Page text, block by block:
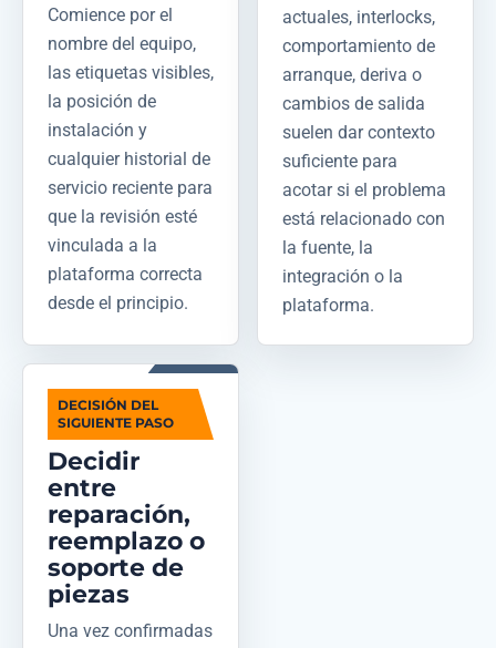
Comience por el
nombre del equipo,
las etiquetas visibles,
la posición de
instalación y
cualquier historial de
servicio reciente para
que la revisión esté
vinculada a la
plataforma correcta
desde el principio.
actuales, interlocks,
comportamiento de
arranque, deriva o
cambios de salida
suelen dar contexto
suficiente para
acotar si el problema
está relacionado con
la fuente, la
integración o la
plataforma.
DECISIÓN DEL
SIGUIENTE PASO
Decidir
entre
reparación,
reemplazo o
soporte de
piezas
Una vez confirmadas